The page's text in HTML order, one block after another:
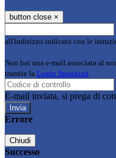
button close ×
all'indirizzo indicato con le
Non hai una e-mail associata al
tramite la Login Spaggiari
E-mail inviata, si prega di
Errore
Chiudi
Successo